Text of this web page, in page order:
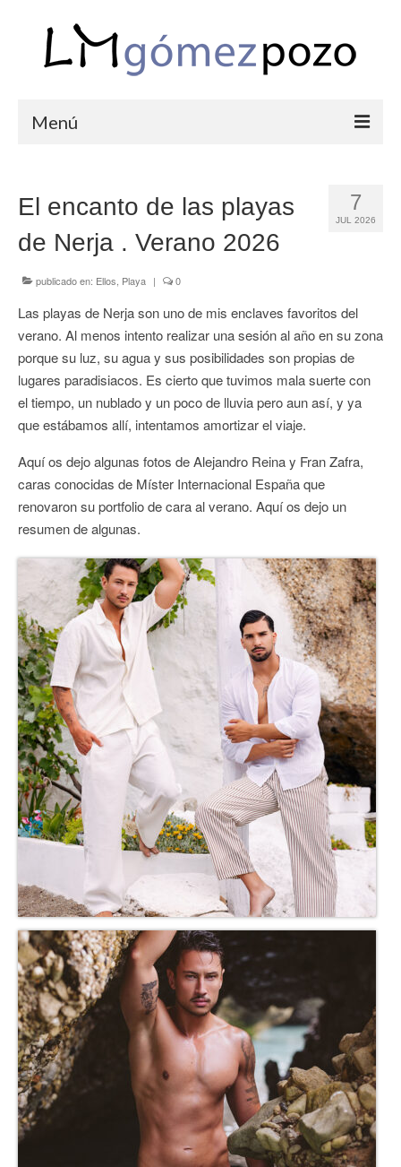
Menú
BODAS
COMUNIONES
CORPORATIVAS
SEMANA SANTA
BLOG
SOBRE LM
CONTACTO
7
JUL 2026
El encanto de las playas
de Nerja . Verano 2026
publicado en: Ellos Playa | 0
Las playas de Nerja son uno de mis enclaves favoritos del
verano. Al menos intento realizar una sesión al año en su zona
porque su luz, su agua y sus posibilidades son propias de
lugares paradisiacos. Es cierto que tuvimos mala suerte con
el tiempo, un nublado y un poco de lluvia pero aun así, y ya
que estábamos allí, intentamos amortizar el viaje.
Aquí os dejo algunas fotos de Alejandro Reina y Fran Zafra,
caras conocidas de Míster Internacional España que
renovaron su portfolio de cara al verano. Aquí os dejo un
resumen de algunas.